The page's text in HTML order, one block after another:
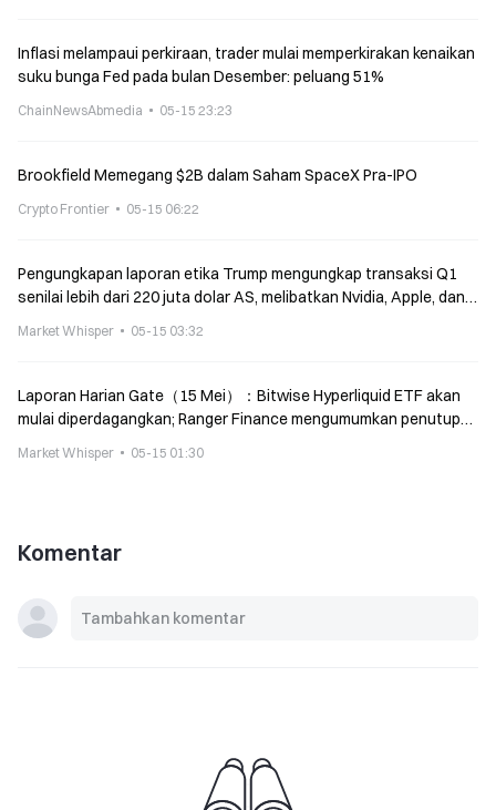
Inflasi melampaui perkiraan, trader mulai memperkirakan kenaikan
suku bunga Fed pada bulan Desember: peluang 51%
ChainNewsAbmedia 05-15 23:23
Brookfield Memegang $2B dalam Saham SpaceX Pra-IPO
Crypto Frontier 05-15 06:22
Pengungkapan laporan etika Trump mengungkap transaksi Q1
senilai lebih dari 220 juta dolar AS, melibatkan Nvidia, Apple, dan
Market Whisper 05-15 03:32
Laporan Harian Gate（15 Mei）：Bitwise Hyperliquid ETF akan
mulai diperdagangkan; Ranger Finance mengumumkan penutupan
Market Whisper 05-15 01:30
Komentar